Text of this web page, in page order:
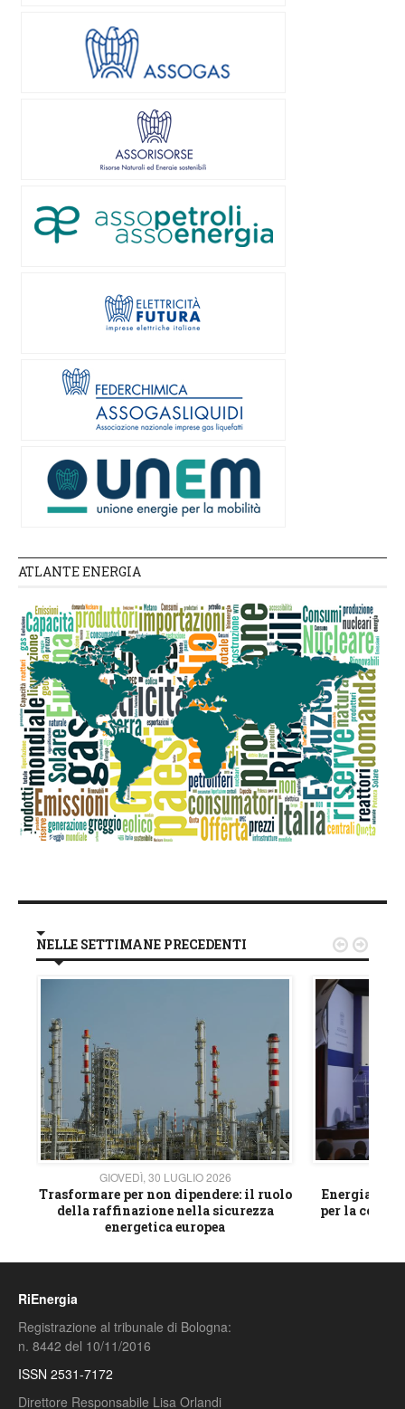
ATLANTE ENERGIA
NELLE SETTIMANE PRECEDENTI
GIOVEDÌ, 30 LUGLIO 2026
Trasformare per non dipendere: il ruolo
della raffinazione nella sicurezza
energetica europea
Energia e
per la
 
RiEnergia
Registrazione al tribunale di Bologna:
n. 8442 del 10/11/2016
ISSN 2531-7172
Direttore Responsabile Lisa Orlandi